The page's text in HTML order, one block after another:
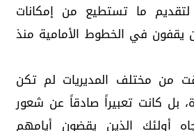
لتقديم ما تستطيع من إمكانات
يقفون في الخطوط الأمامية منذ
من مختلف المديريات لم تكن
بل كانت تعبيراً صادقاً عن شعور
أولئك الذين يقضون أيامهم